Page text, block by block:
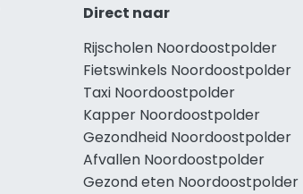
Direct naar
Rijscholen Noordoostpolder
Fietswinkels Noordoostpolder
Taxi Noordoostpolder
Kapper Noordoostpolder
Gezondheid Noordoostpolder
Afvallen Noordoostpolder
Gezond eten Noordoostpolder